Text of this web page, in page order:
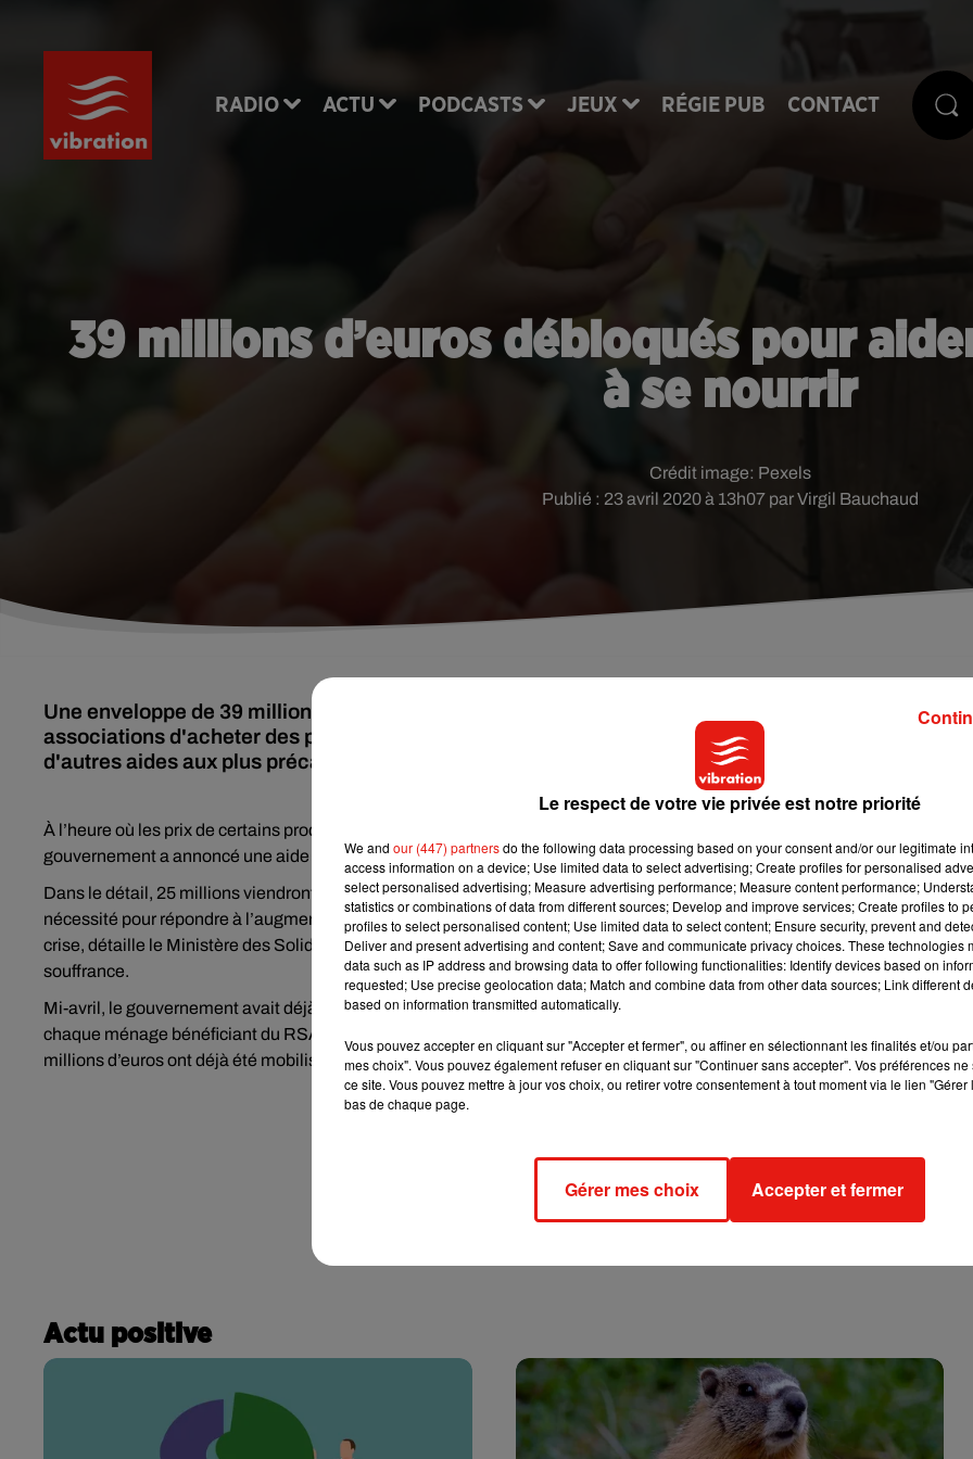
RADIO ACTU PODCASTS JEUX RÉGIE PUB CONTACT
39 millions d’euros débloqués pour
à se nourrir
Publié : 23 avril 2020 à 13h07 par Virgil Bauchaud
Crédit image: Pexels
Une enveloppe de 39 millions d'euros va permettre aux plus modestes de remplir leur frigo et aux
associations d'acheter des produits de première nécessité. Depuis le début du confinement,
d'autres aides aux plus précaires avaient été annoncées.
À l’heure où les prix de certains produits flambent dans les rayons, c’est une enveloppe plus que nécessaire. Ce jeudi, le
gouvernement a annoncé une aide supplémentaire de 39 millions d’euros pour l’aide alimentaire des plus précaires.
Dans le détail, 25 millions viendront soutenir les associations. Cette somme permettra d’acheter des produits de première
nécessité pour répondre à l’augmentation de la demande, mais aussi faire face à leurs dépenses supplémentaires liées à
crise, détaille le Ministère des Solidarités et de la Santé. Enfin, 14 autres millions iront à destination des territoires en
souffrance.
Mi-avril, le gouvernement avait déjà annoncé une aide exceptionnelle pour les familles les plus modestes : 150 euros pour
chaque ménage bénéficiant du RSA ou de l’ASS, plus 100 euros par enfant. Par ailleurs, le gouvernement ajoute que 65
millions d’euros ont déjà été mobilisés pour venir en aide aux sans-abris depuis le début du confinement.
Actu positive
Le respect de votre vie privée est notre priorité
We and our (447) partnersdo the following data processing based on your consent and/or our legitimate
access information on a device; Use limited data to select advertising; Create profiles for personalised
select personalised advertising; Measure advertising performance; Measure content performance;
statistics or combinations of data from different sources; Develop and improve services; Create profiles to
profiles to select personalised content; Use limited data to select content; Ensure security, prevent and
Deliver and present advertising and content; Save and communicate privacy choices. These technologies
data such as IP address and browsing data to offer following functionalities: Identify devices based on
requested; Use precise geolocation data; Match and combine data from other data sources; Link different
based on information transmitted automatically.
Vous pouvez accepter en cliquant sur "Accepter et fermer", ou affiner en sélectionnant les finalités et/ou
mes choix". Vous pouvez également refuser en cliquant sur "Continuer sans accepter". Vos préférences
ce site. Vous pouvez mettre à jour vos choix, ou retirer votre consentement à tout moment via le lien
bas de chaque page.
Gérer mes choix Accepter et fermer